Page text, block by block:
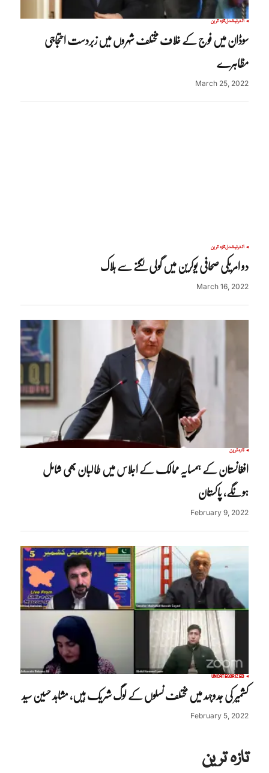
انٹرنیشنلتازہ ترین
سوڈان میں فوج کے خلاف مختلف شہروں میں زبردست احتجاجی
مظاہرے
March 25, 2022
انٹرنیشنلتازہ ترین
دو امریکی صحافی یوکرین میں گولی لگنے سے ہلاک
March 16, 2022
تازہ ترین
افغانستان کے ہمسایہ ممالک کے اجلاس میں طالبان بھی شامل
ہونگے، پاکستان
February 9, 2022
UNCATEGORIZED
کشمیر کی جدوجہد میں مختلف نسلوں کے لوگ شریک ہیں، مشاہد حسین سید
February 5, 2022
تازہ ترین